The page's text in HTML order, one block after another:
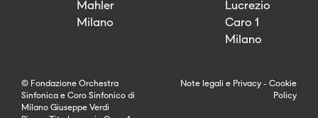
Mahler
Milano
Lucrezio
Caro 1
Milano
© Fondazione Orchestra
Sinfonica e Coro Sinfonico di
Milano Giuseppe Verdi
Note legali e Privacy - Cookie
Policy